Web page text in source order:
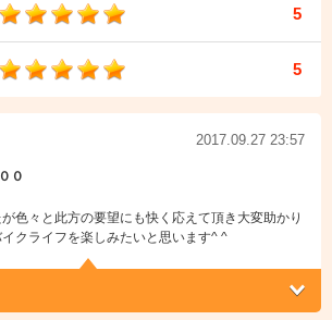
5
5
2017.09.27 23:57
０
色々と此方の要望にも快く応えて頂き大変助かり
クライフを楽しみたいと思います^ ^